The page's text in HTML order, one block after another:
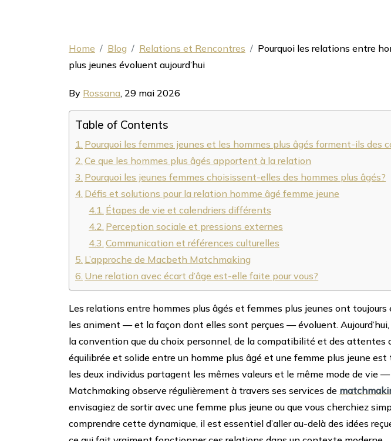
Home Blog Relations et Rencontres
Pourquoi les relations entre
plus jeunes évoluent aujourd’hui
By Rossana, 29 mai 2026
Table of Contents
Pourquoi les femmes jeunes et les hommes plus âgés forment-ils des
Ce que les hommes plus âgés apportent à la relation
Pourquoi les jeunes femmes choisissent-elles des hommes plus âgés?
Défis et solutions pour la relation homme âgé femme jeune
Étapes de vie et calendriers différents
Perception sociale et pressions externes
Communication et références culturelles
L’approche de Macbeth Matchmaking
Une relation avec écart d’âge est-elle faite pour vous?
Les relations entre hommes plus âgés et femmes plus jeunes ont toujours
les animent — et la façon dont elles sont perçues — évoluent.
la convention que du choix personnel, de la compatibilité et des attentes
équilibrée et solide entre un homme plus âgé et une femme plus jeune
les deux individus partagent les mêmes valeurs et le même mode de vie —
Matchmaking observe régulièrement à travers ses services de
envisagiez de sortir avec une femme plus jeune ou que vous cherchiez
comprendre cette dynamique, il est essentiel d’aller au-delà des idées